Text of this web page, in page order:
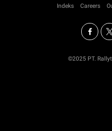
Indeks Careers
©2025 PT.